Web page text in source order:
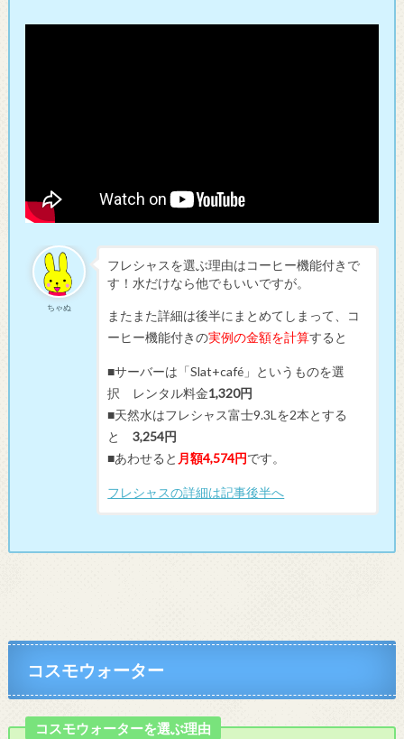
ちゃぬ
フレシャスを選ぶ理由はコーヒー機能付きで
す！水だけなら他でもいいですが。
またまた詳細は後半にまとめてしまって、コ
ーヒー機能付きの実例の金額を計算すると
■サーバーは「Slat+café」というものを選
択 レンタル料金1,320円
■天然水はフレシャス富士9.3Lを2本とする
と3,254円
■あわせると 月額4,574円です。
フレシャスの詳細は記事後半へ
コスモウォーター
コスモウォーターを選ぶ理由